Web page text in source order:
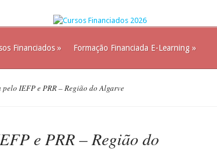
Financiados» Formação Financiada E-Learning »
IEFP e PRR – Região do Algarve
e PRR – Região do